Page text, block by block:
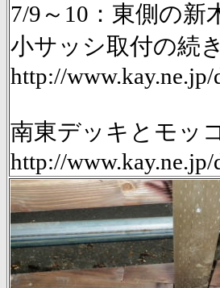
7/9～10：東側の新
小サッシ取付の続
http://
南東デッキとモッ
http://